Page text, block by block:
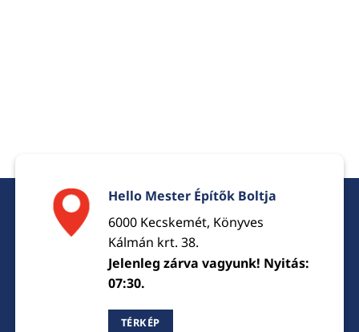
Hello Mester Építők Boltja
6000 Kecskemét, Könyves
Kálmán krt. 38.
Jelenleg zárva vagyunk! Nyitás:
07:30.
TÉRKÉP